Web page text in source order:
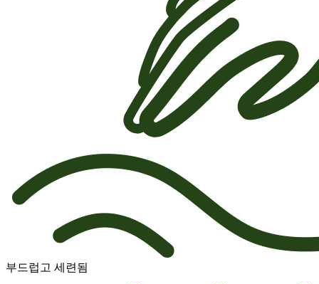
부드럽고 세련됨